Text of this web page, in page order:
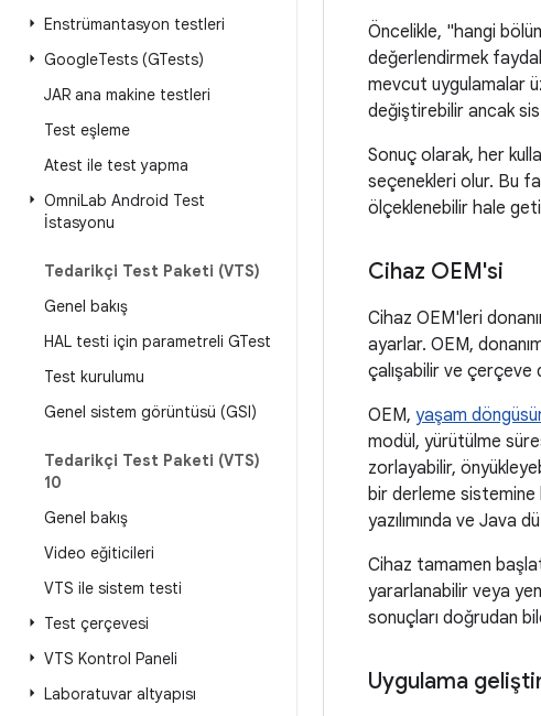
Enstrümantasyon testleri
GoogleTests (GTests)
JAR ana makine testleri
Test eşleme
Atest ile test yapma
OmniLab Android Test
İstasyonu
Tedarikçi Test Paketi (VTS)
Genel bakış
HAL testi için parametreli GTest
Test kurulumu
Genel sistem görüntüsü (GSI)
Tedarikçi Test Paketi (VTS)
10
Genel bakış
Video eğiticileri
VTS ile sistem testi
Test çerçevesi
VTS Kontrol Paneli
Laboratuvar altyapısı
Öncelikle, "hangi
değerlendirmek
mevcut uygulamalar
değiştirebilir ancak
Sonuç olarak, her
seçenekleri olur. Bu
ölçeklenebilir hale
Cihaz OEM'si
Cihaz OEM'leri
ayarlar. OEM,
çalışabilir ve çerçeve
OEM, yaşam
modül, yürütülme
zorlayabilir,
bir derleme sistemine
yazılımında ve Java
Cihaz tamamen
yararlanabilir veya
sonuçları doğrudan
Uygulama